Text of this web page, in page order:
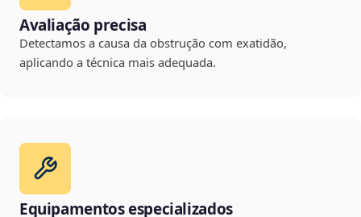
Avaliação precisa
Detectamos a causa da obstrução com exatidão,
aplicando a técnica mais adequada.
Equipamentos especializados